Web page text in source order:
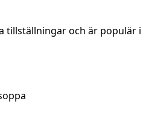
tillställningar och är populär i